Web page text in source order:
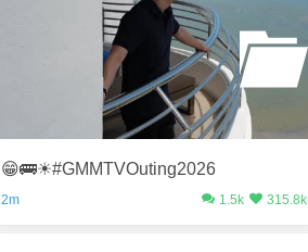
😁🚌☀️#GMMTVOuting2026
2m 1.5k 315.8k